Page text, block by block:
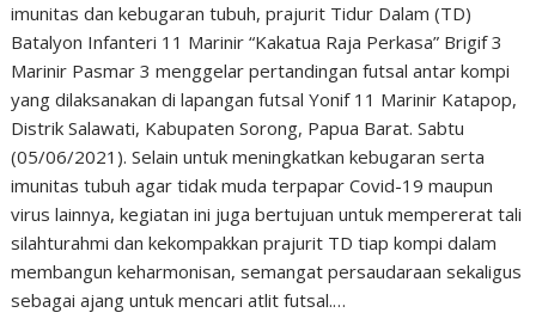
imunitas dan kebugaran tubuh, prajurit Tidur Dalam (TD)
Batalyon Infanteri 11 Marinir “Kakatua Raja Perkasa” Brigif 3
Marinir Pasmar 3 menggelar pertandingan futsal antar kompi
yang dilaksanakan di lapangan futsal Yonif 11 Marinir Katapop,
Distrik Salawati, Kabupaten Sorong, Papua Barat. Sabtu
(05/06/2021). Selain untuk meningkatkan kebugaran serta
imunitas tubuh agar tidak muda terpapar Covid-19 maupun
virus lainnya, kegiatan ini juga bertujuan untuk mempererat tali
silahturahmi dan kekompakkan prajurit TD tiap kompi dalam
membangun keharmonisan, semangat persaudaraan sekaligus
sebagai ajang untuk mencari atlit futsal.…